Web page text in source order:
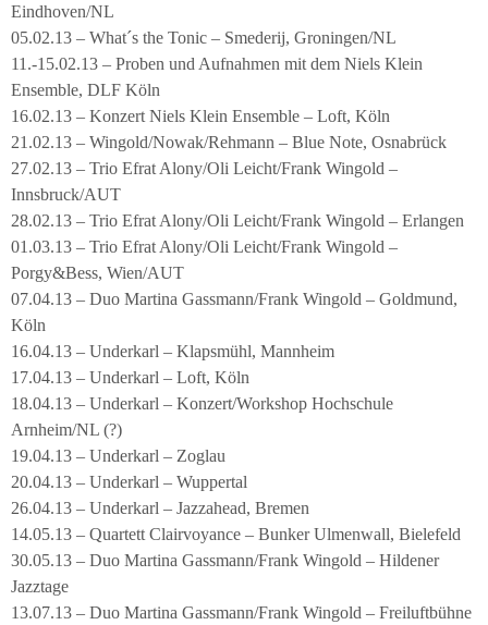
Eindhoven/NL
05.02.13 – What´s the Tonic – Smederij, Groningen/NL
11.-15.02.13 – Proben und Aufnahmen mit dem Niels Klein
Ensemble, DLF Köln
16.02.13 – Konzert Niels Klein Ensemble – Loft, Köln
21.02.13 – Wingold/Nowak/Rehmann – Blue Note, Osnabrück
27.02.13 – Trio Efrat Alony/Oli Leicht/Frank Wingold –
Innsbruck/AUT
28.02.13 – Trio Efrat Alony/Oli Leicht/Frank Wingold – Erlangen
01.03.13 – Trio Efrat Alony/Oli Leicht/Frank Wingold –
Porgy&Bess, Wien/AUT
07.04.13 – Duo Martina Gassmann/Frank Wingold – Goldmund,
Köln
16.04.13 – Underkarl – Klapsmühl, Mannheim
17.04.13 – Underkarl – Loft, Köln
18.04.13 – Underkarl – Konzert/Workshop Hochschule
Arnheim/NL (?)
19.04.13 – Underkarl – Zoglau
20.04.13 – Underkarl – Wuppertal
26.04.13 – Underkarl – Jazzahead, Bremen
14.05.13 – Quartett Clairvoyance – Bunker Ulmenwall, Bielefeld
30.05.13 – Duo Martina Gassmann/Frank Wingold – Hildener
Jazztage
13.07.13 – Duo Martina Gassmann/Frank Wingold – Freiluftbühne